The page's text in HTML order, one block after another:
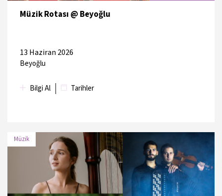
Müzik Rotası @ Beyoğlu
13 Haziran 2026
Beyoğlu
Bilgi Al Tarihler
Müzik
MEKAN